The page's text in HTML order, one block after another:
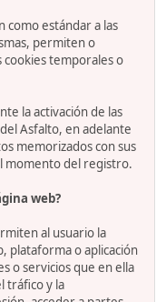
como estándar a las
permiten o
cookies temporales o
la activación de las
Asfalto, en adelante
memorizados con sus
momento del registro.
web?
al usuario la
plataforma o aplicación
o servicios que en ella
tráfico y la